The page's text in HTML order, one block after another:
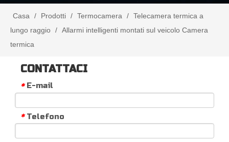
Casa / Prodotti / Termocamera / Telecamera termica a
lungo raggio / Allarmi intelligenti montati sul veicolo Camera
termica
CONTATTACI
* E-mail
* Telefono